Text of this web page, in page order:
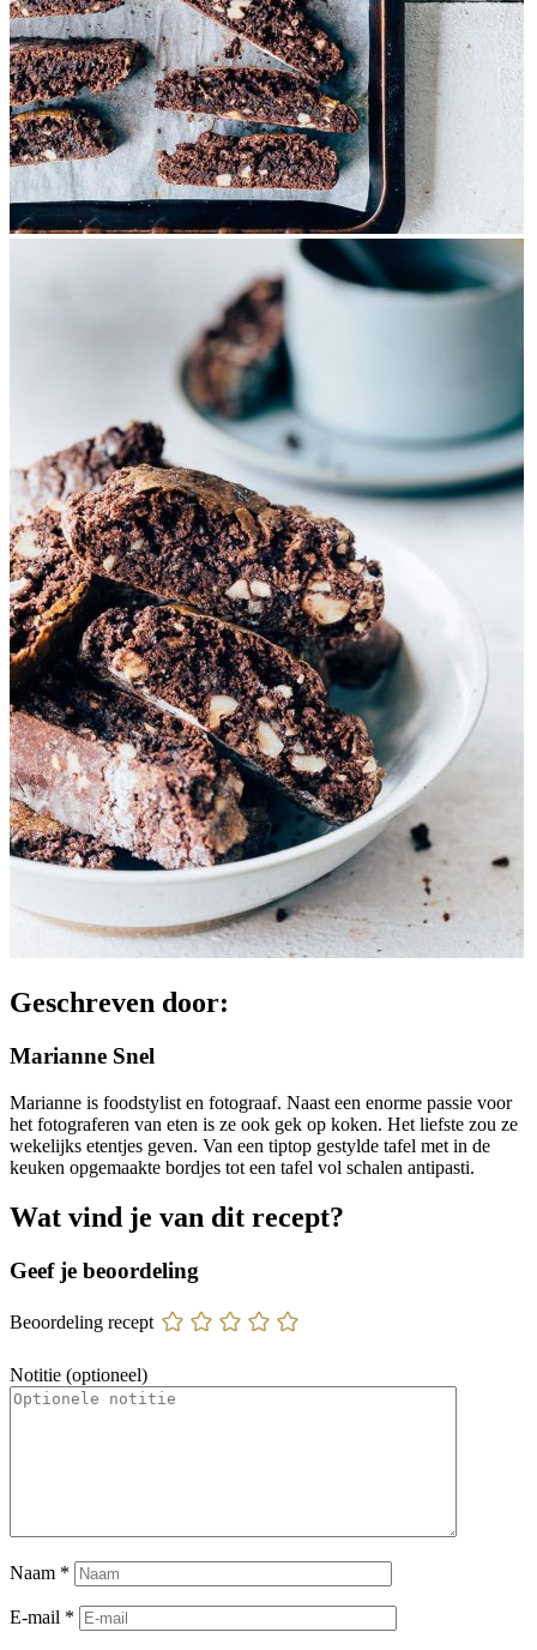
Geschreven door:
Marianne Snel
Marianne is foodstylist en fotograaf. Naast een enorme passie voor
het fotograferen van eten is ze ook gek op koken. Het liefste zou ze
wekelijks etentjes geven. Van een tiptop gestylde tafel met in de
keuken opgemaakte bordjes tot een tafel vol schalen antipasti.
Wat vind je van dit recept?
Geef je beoordeling
Beoordeling recept
Notitie (optioneel)
Naam *
E-mail *